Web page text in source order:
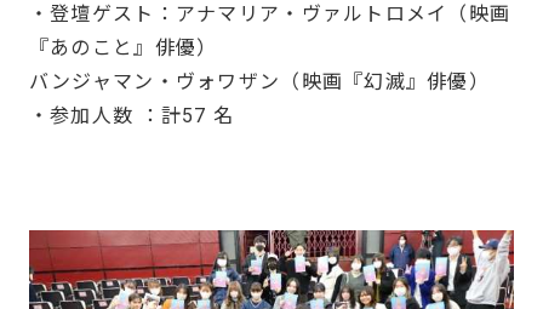
・登壇ゲスト：アナマリア・ヴァルトロメイ（映画
『あのこと』俳優）
バンジャマン・ヴォワザン（映画『幻滅』俳優）
・参加人数 ：計57 名